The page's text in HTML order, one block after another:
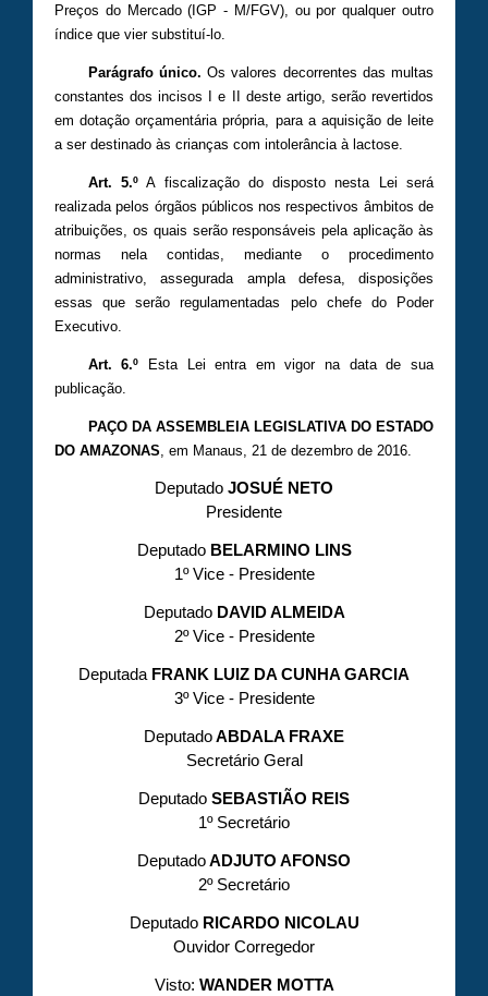
Preços do Mercado (IGP - M/FGV), ou por qualquer outro
índice que vier substituí-lo.
Parágrafo único. Os valores decorrentes das multas
constantes dos incisos I e II deste artigo, serão revertidos
em dotação orçamentária própria, para a aquisição de leite
a ser destinado às crianças com intolerância à lactose.
Art. 5.º A fiscalização do disposto nesta Lei será
realizada pelos órgãos públicos nos respectivos âmbitos de
atribuições, os quais serão responsáveis pela aplicação às
normas nela contidas, mediante o procedimento
administrativo, assegurada ampla defesa, disposições
essas que serão regulamentadas pelo chefe do Poder
Executivo.
Art. 6.º Esta Lei entra em vigor na data de sua
publicação.
PAÇO DA ASSEMBLEIA LEGISLATIVA DO ESTADO
DO AMAZONAS, em Manaus, 21 de dezembro de 2016.
Deputado JOSUÉ NETO
Presidente
DeputadoBELARMINO LINS
1º Vice - Presidente
DeputadoDAVID ALMEIDA
2º Vice - Presidente
Deputada FRANK LUIZ DA CUNHA GARCIA
3º Vice - Presidente
DeputadoABDALA FRAXE
Secretário Geral
Deputado SEBASTIÃO REIS
1º Secretário
DeputadoADJUTO AFONSO
2º Secretário
DeputadoRICARDO NICOLAU
Ouvidor Corregedor
Visto: WANDER MOTTA